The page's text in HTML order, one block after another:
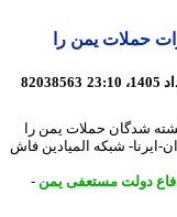
یمن را
82038563
شدگان حملات یمن را
شبکه المیادین فاش
دولت مستعفی یمن -